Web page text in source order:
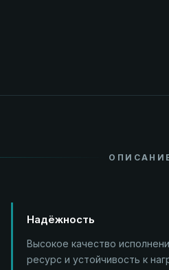
Надёжность
Высокое качество
ресурс и устойчивость к